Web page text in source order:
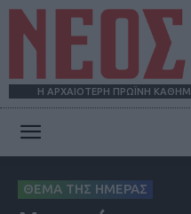
Η ΑΡΧΑΙΟΤΕΡΗ ΠΡΩΪΝΗ
ΘΕΜΑ ΤΗΣ ΗΜΕΡΑΣ